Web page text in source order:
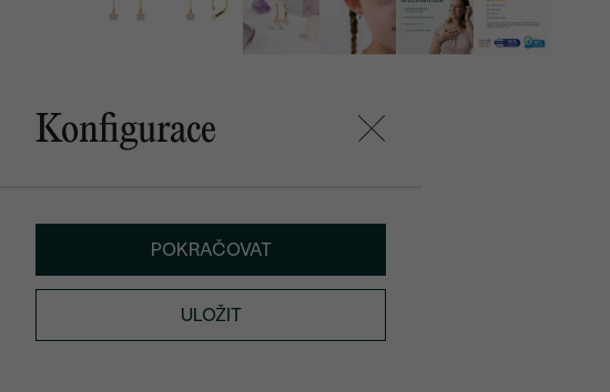
Konfigurace
POKRAČOVAT
ULOŽIT